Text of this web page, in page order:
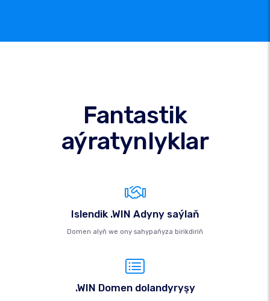
Fantastik
aýratynlyklar
Islendik .WIN Adyny saýlaň
Domen alyň we ony sahypaňyza birikdiriň
.WIN Domen dolandyryşy